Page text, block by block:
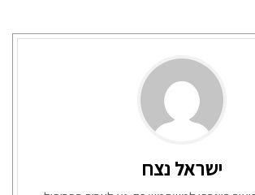
ישראל נצח